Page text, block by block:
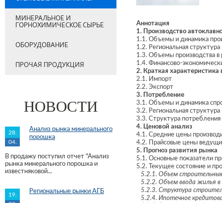
МИНЕРАЛЬНОЕ И
ГОРНОХИМИЧЕСКОЕ СЫРЬЕ
ОБОРУДОВАНИЕ
ПРОЧАЯ ПРОДУКЦИЯ
НОВОСТИ
28.
04.
Анализ рынка минерального
порошка
В продажу поступил отчет "Анализ
рынка минерального порошка и
известняковой...
19.
Региональные рынки АГБ
Аннотация
1. Производство
1.1. Объемы и динамика
1.2. Региональная
1.3. Объемы производства в
1.4. Финансово-
2. Краткая
2.1. Импорт
2.2. Экспорт
3. Потребление
3.1. Объемы и динамика
3.2. Региональная
3.3. Структура
4. Ценовой анализ
4.1. Средние цены
4.2. Прайсовые цены
5. Прогноз развития рынка
5.1. Основные показатели
5.2. Текущее состояние и
5.2.1. Объем
5.2.2. Объем ввода жилья
5.2.3. Структура
5.2.4. Ипотечное